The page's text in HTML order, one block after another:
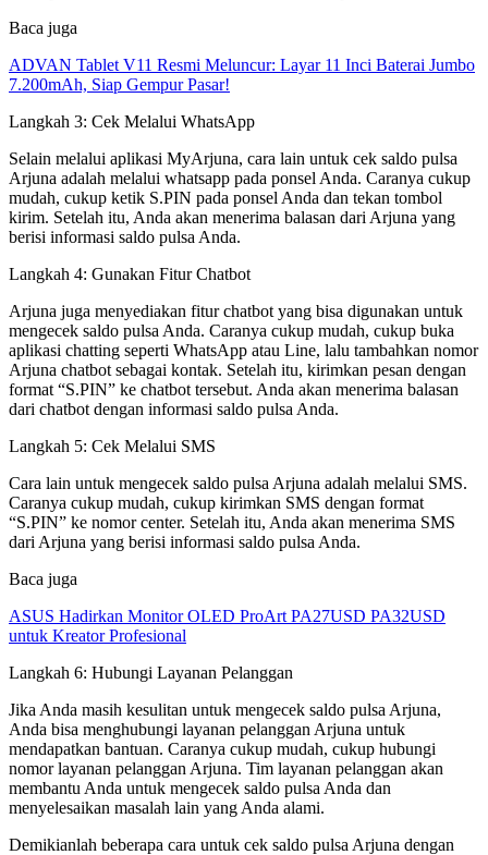
Baca juga
ADVAN Tablet V11 Resmi Meluncur: Layar 11 Inci Baterai Jumbo
7.200mAh, Siap Gempur Pasar!
Langkah 3: Cek Melalui WhatsApp
Selain melalui aplikasi MyArjuna, cara lain untuk cek saldo pulsa
Arjuna adalah melalui whatsapp pada ponsel Anda. Caranya cukup
mudah, cukup ketik S.PIN pada ponsel Anda dan tekan tombol
kirim. Setelah itu, Anda akan menerima balasan dari Arjuna yang
berisi informasi saldo pulsa Anda.
Langkah 4: Gunakan Fitur Chatbot
Arjuna juga menyediakan fitur chatbot yang bisa digunakan untuk
mengecek saldo pulsa Anda. Caranya cukup mudah, cukup buka
aplikasi chatting seperti WhatsApp atau Line, lalu tambahkan nomor
Arjuna chatbot sebagai kontak. Setelah itu, kirimkan pesan dengan
format “S.PIN” ke chatbot tersebut. Anda akan menerima balasan
dari chatbot dengan informasi saldo pulsa Anda.
Langkah 5: Cek Melalui SMS
Cara lain untuk mengecek saldo pulsa Arjuna adalah melalui SMS.
Caranya cukup mudah, cukup kirimkan SMS dengan format
“S.PIN” ke nomor center. Setelah itu, Anda akan menerima SMS
dari Arjuna yang berisi informasi saldo pulsa Anda.
Baca juga
ASUS Hadirkan Monitor OLED ProArt PA27USD PA32USD
untuk Kreator Profesional
Langkah 6: Hubungi Layanan Pelanggan
Jika Anda masih kesulitan untuk mengecek saldo pulsa Arjuna,
Anda bisa menghubungi layanan pelanggan Arjuna untuk
mendapatkan bantuan. Caranya cukup mudah, cukup hubungi
nomor layanan pelanggan Arjuna. Tim layanan pelanggan akan
membantu Anda untuk mengecek saldo pulsa Anda dan
menyelesaikan masalah lain yang Anda alami.
Demikianlah beberapa cara untuk cek saldo pulsa Arjuna dengan